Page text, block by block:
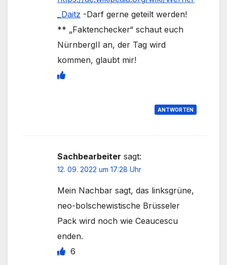
_Daitz -Darf gerne geteilt werden!
** „Faktenchecker“ schaut euch
NürnbergII an, der Tag wird
kommen, glaubt mir!
ANTWORTEN
Sachbearbeiter sagt:
12. 09. 2022 um 17:28 Uhr
Mein Nachbar sagt, das linksgrüne,
neo-bolschewistische Brüsseler
Pack wird noch wie Ceaucescu
enden.
6